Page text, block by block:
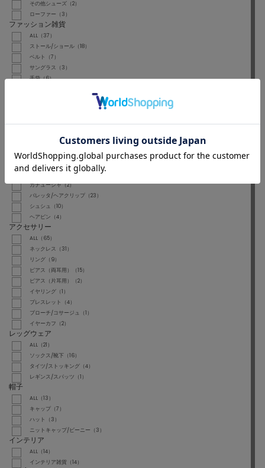
その他シューズ（2）
ローファー（3）
ファッション雑貨
ALL（37）
ストール/ショール（18）
ベルト（7）
サングラス（3）
手袋（6）
ヘアアクセサリー
ALL（45）
ヘアゴム（5）
カチューシャ（2）
バレッタ/ヘアクリップ（23）
シュシュ（10）
ヘアピン（4）
アクセサリー
ALL（65）
ネックレス（31）
リング（9）
ピアス（両耳用）（15）
ピアス（片耳用）（2）
イヤリング（1）
ブレスレット（4）
ブローチ/コサージュ（1）
イヤーカフ（2）
レッグウェア
ALL（21）
ソックス/靴下（16）
タイツ/ストッキング（4）
レギンス/スパッツ（1）
帽子
ALL（13）
キャップ（7）
ハット（3）
ニットキャップ/ビーニー（3）
インテリア
ALL（14）
インテリア雑貨（14）